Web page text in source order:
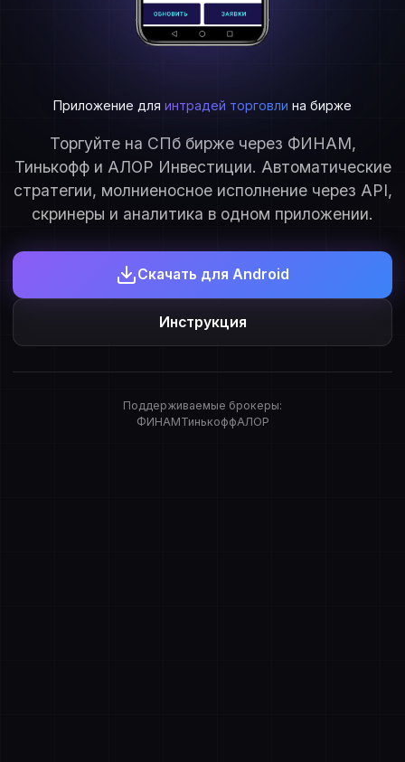
Приложение для интрадей торговли на бирже
Торгуйте на СПб бирже через ФИНАМ,
Тинькофф и АЛОР Инвестиции. Автоматические
стратегии, молниеносное исполнение через API,
скринеры и аналитика в одном приложении.
Скачать для Android
Инструкция
Поддерживаемые брокеры:
ФИНАМТинькоффАЛОР